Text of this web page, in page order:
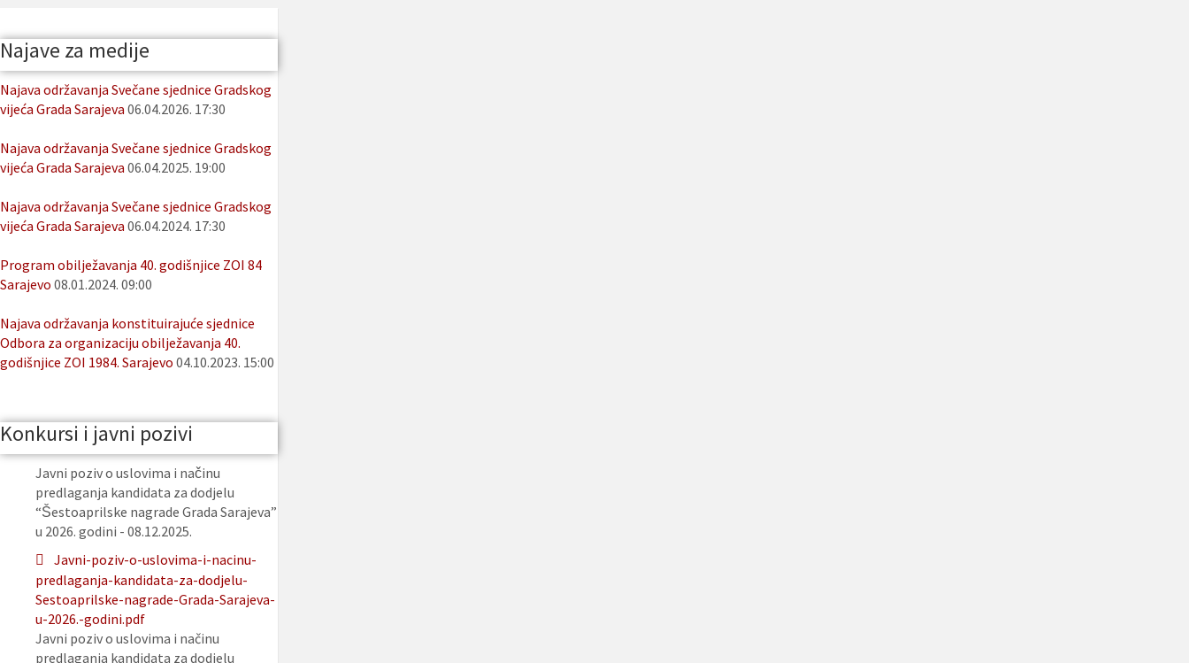
Najave za medije
Najava održavanja Svečane sjednice Gradskog
vijeća Grada Sarajeva 06.04.2026. 17:30
Najava održavanja Svečane sjednice Gradskog
vijeća Grada Sarajeva 06.04.2025. 19:00
Najava održavanja Svečane sjednice Gradskog
vijeća Grada Sarajeva 06.04.2024. 17:30
Program obilježavanja 40. godišnjice ZOI 84
Sarajevo 08.01.2024. 09:00
Najava održavanja konstituirajuće sjednice
Odbora za organizaciju obilježavanja 40.
godišnjice ZOI 1984. Sarajevo 04.10.2023. 15:00
Konkursi i javni pozivi
Javni poziv o uslovima i načinu
predlaganja kandidata za dodjelu
“Šestoaprilske nagrade Grada Sarajeva”
u 2026. godini - 08.12.2025.
Javni-poziv-o-uslovima-i-nacinu-
predlaganja-kandidata-za-dodjelu-
Sestoaprilske-nagrade-Grada-Sarajeva-
u-2026.-godini.pdf
Javni poziv o uslovima i načinu
predlaganja kandidata za dodjelu